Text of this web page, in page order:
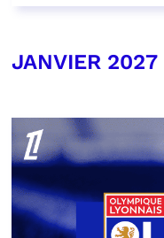
JANVIER 2027